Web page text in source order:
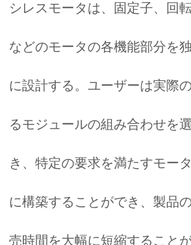
シレスモータは、固定子、回
などのモータの各機能部分を
に設計する。ユーザーは実際
るモジュールの組み合わせを
き、特定の要求を満たすモー
に構築することができ、製品
売時間を大幅に短縮することが